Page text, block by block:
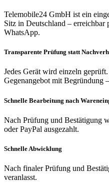
Telemobile24 GmbH ist ein
Sitz in Deutschland –
WhatsApp.
Transparente Prüfung statt
Jedes Gerät wird einzeln
Gegenangebot mit Begründung
Schnelle Bearbeitung nach
Nach Prüfung und Bestätigung
oder PayPal ausgezahlt.
Schnelle Abwicklung
Nach finaler Prüfung und
veranlasst.